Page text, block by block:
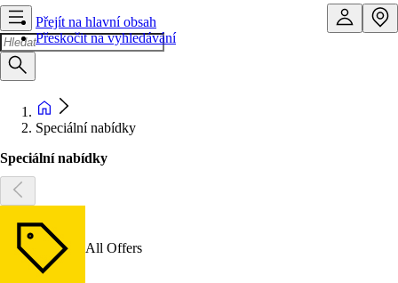
Přejít na hlavní obsah
Přeskočit na vyhledávání
Speciální nabídky
Speciální nabídky
All Offers